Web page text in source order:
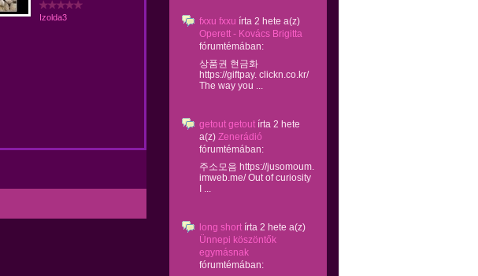
Izolda3 fxxu fxxu írta 2 hete a(z)
Operett - Kovács Brigitta
fórumtémában:
상품권 현금화
https://giftpay. clickn.co.kr/
The way you ...
getout getout írta 2 hete
a(z) Zenerádió
fórumtémában:
주소모음 https://jusomoum.
imweb.me/ Out of curiosity
I ...
long short írta 2 hete a(z)
Ünnepi köszöntők
egymásnak
fórumtémában: